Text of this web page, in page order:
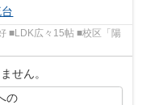
■LDK広々15帖 ■校区「陽
せん。
の